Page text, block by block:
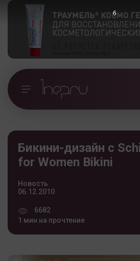
Бикини-дизайн с
for Women Bikini
Новость
06.12.2010
6682
1 мин на прочтение
5